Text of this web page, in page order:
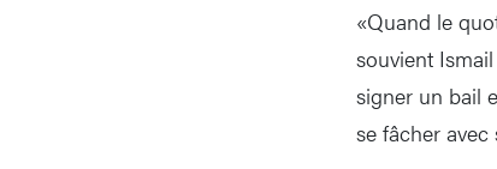
«Quand le
souvient
signer un bail
se fâcher avec